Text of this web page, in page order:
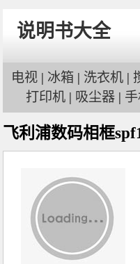
说明书大全
电视 | 冰箱 | 洗衣机 |
打印机 | 吸尘器 |
飞利浦数码相框